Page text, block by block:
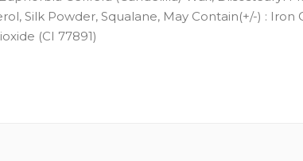
Silk Powder, Squalane, May Contain(+/-) : Iron
(CI 77891)